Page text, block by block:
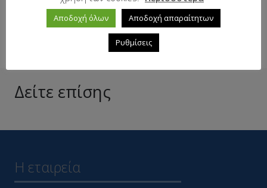
Δείτε επίσης
Η εταιρεία
Αποδοχή όλων Αποδοχή απαραίτητων
Ρυθμίσεις